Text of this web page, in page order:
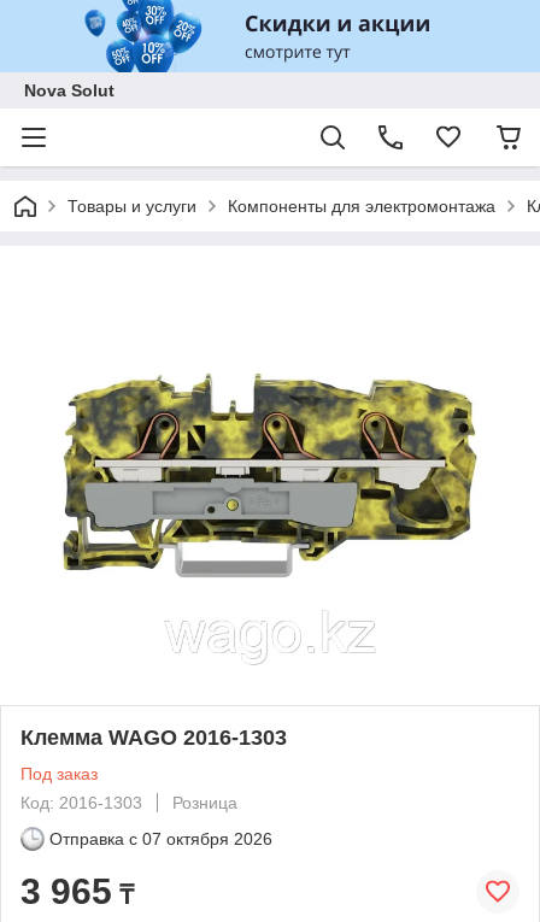
Nova Solut
Товары и услуги Компоненты для электромонтажа
Клемма WAGO 2016-1303
Под заказ
Код: 2016-1303
Розница
Отправка с 07 октября 2026
3 965 ₸